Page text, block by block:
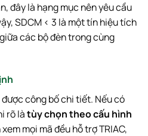
đây là hạng mục nên yêu cầu
SDCM < 3 là một tín hiệu tích
các bộ đèn trong cùng
công bố chi tiết. Nếu có
rõ làtùy chọn theo cấu hình
mọi mã đều hỗ trợ TRIAC,